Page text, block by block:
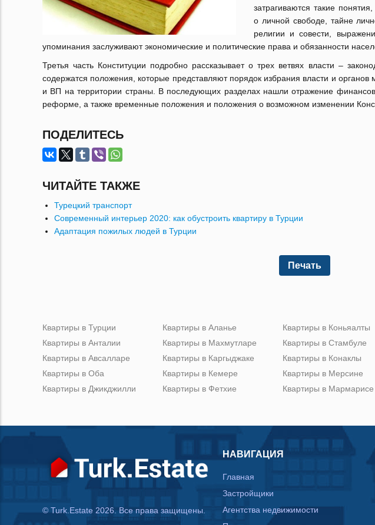
затрагиваются такие
о личной свободе, тайне
религии и совести,
упоминания заслуживают экономические и политические права и обязанности
Третья часть Конституции подробно рассказывает о трех ветвях власти –
содержатся положения, которые представляют порядок избрания власти и
и ВП на территории страны. В последующих разделах нашли отражение
реформе, а также временные положения и положения о возможном изменении
ПОДЕЛИТЕСЬ
ЧИТАЙТЕ ТАКЖЕ
Турецкий транспорт
Современный интерьер 2020: как обустроить квартиру в Турции
Адаптация пожилых людей в Турции
Печать
Квартиры в Турции
Квартиры в Анталии
Квартиры в Авсалларе
Квартиры в Оба
Квартиры в Джикджилли
Квартиры в Аланье
Квартиры в Махмутларе
Квартиры в Каргыджаке
Квартиры в Кемере
Квартиры в Фетхие
Квартиры в Коньяалты
Квартиры в Стамбуле
Квартиры в Конаклы
Квартиры в Мерсине
Квартиры в Мармарисе
© Turk.Estate 2026. Все права защищены.
НАВИГАЦИЯ
Главная
Застройщики
Агентства недвижимости